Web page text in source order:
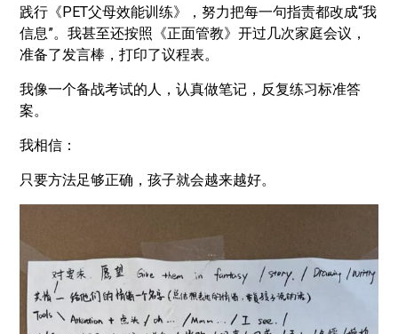
践行《PET父母效能训练》，努力把每一句指责都改成“我
信息”。我甚至还按照《正面管教》开过几次家庭会议，
准备了发言棒，打印了议程表。
我像一个备战考试的人，认真做笔记，反复练习标准答
案。
我相信：
只要方法足够正确，孩子就会越来越好。